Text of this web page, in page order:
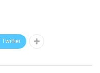
Twitter